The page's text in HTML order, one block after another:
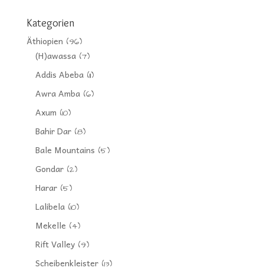
Kategorien
Äthiopien (96)
(H)awassa(7)
Addis Abeba(11)
Awra Amba(6)
Axum (10)
Bahir Dar(8)
Bale Mountains (5)
Gondar(2)
Harar(5)
Lalibela(10)
Mekelle (4)
Rift Valley(9)
Scheibenkleister(13)